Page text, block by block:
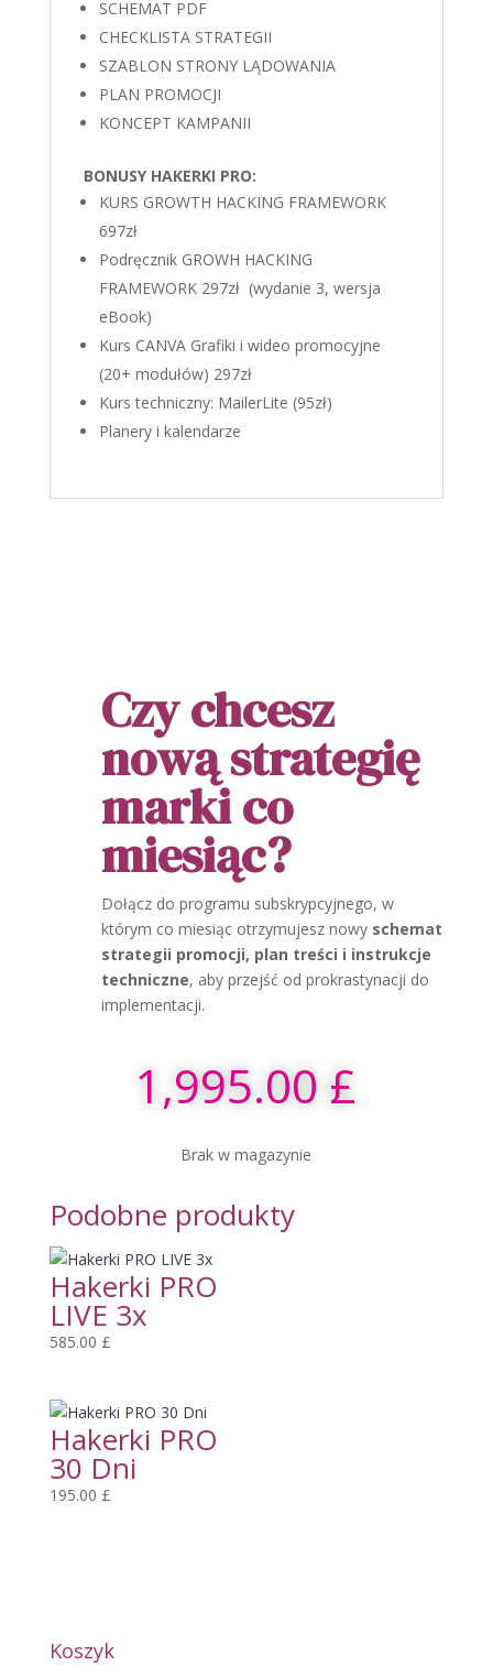
SCHEMAT PDF
CHECKLISTA STRATEGII
SZABLON STRONY LĄDOWANIA
PLAN PROMOCJI
KONCEPT KAMPANII
BONUSY HAKERKI PRO:
KURS GROWTH HACKING FRAMEWORK
697zł
Podręcznik GROWH HACKING
FRAMEWORK 297zł (wydanie 3, wersja
eBook)
Kurs CANVA Grafiki i wideo promocyjne
(20+ modułów) 297zł
Kurs techniczny: MailerLite (95zł)
Planery i kalendarze
Czy chcesz
nową strategię
marki co
miesiąc?
Dołącz do programu subskrypcyjnego, w
którym co miesiąc otrzymujesz nowy schemat
strategii promocji, plan treści i instrukcje
techniczne, aby przejść od prokrastynacji do
implementacji.
1,995.00 £
Brak w magazynie
Podobne produkty
Hakerki PRO
LIVE 3x
585.00 £
Hakerki PRO
30 Dni
195.00 £
Koszyk